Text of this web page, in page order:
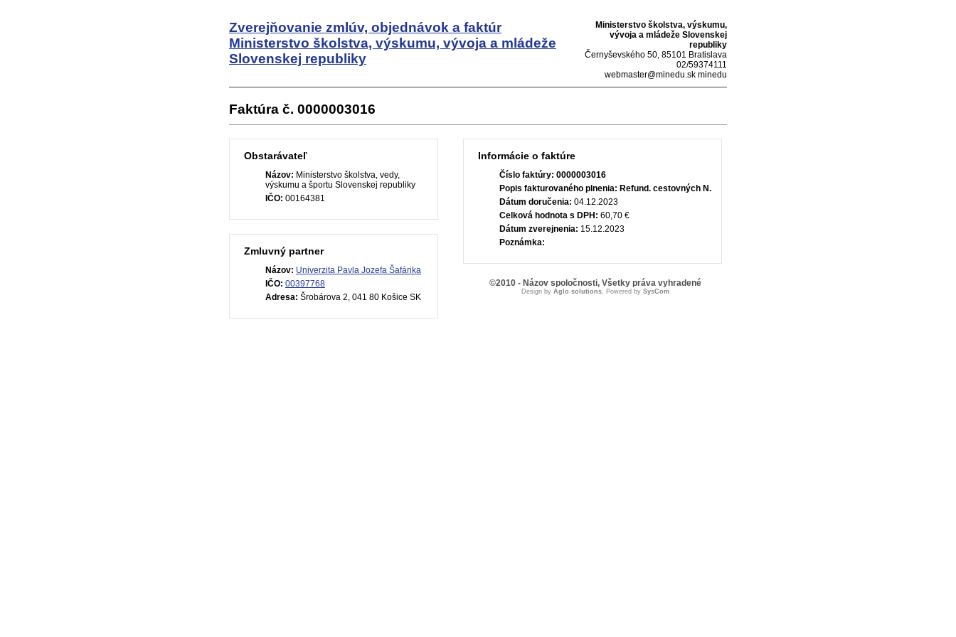
Zverejňovanie zmlúv, objednávok a faktúr
Ministerstvo školstva, výskumu, vývoja a mládeže
Slovenskej republiky
Ministerstvo školstva, výskumu,
vývoja a mládeže Slovenskej
republiky
Černyševského 50, 85101 Bratislava
02/59374111
webmaster@minedu.sk minedu
Faktúra č. 0000003016
Obstarávateľ
Názov: Ministerstvo školstva, vedy,
výskumu a športu Slovenskej republiky
IČO: 00164381
Zmluvný partner
Názov: Univerzita Pavla Jozefa Šafárika
IČO: 00397768
Adresa: Šrobárova 2, 041 80 Košice SK
Informácie o faktúre
Číslo faktúry: 0000003016
Popis fakturovaného plnenia: Refund. cestovných N.
Dátum doručenia: 04.12.2023
Celková hodnota s DPH: 60,70 €
Dátum zverejnenia: 15.12.2023
Poznámka:
©2010 - Názov spoločnosti, Všetky práva vyhradené
Design by Aglo solutions, Powered by SysCom